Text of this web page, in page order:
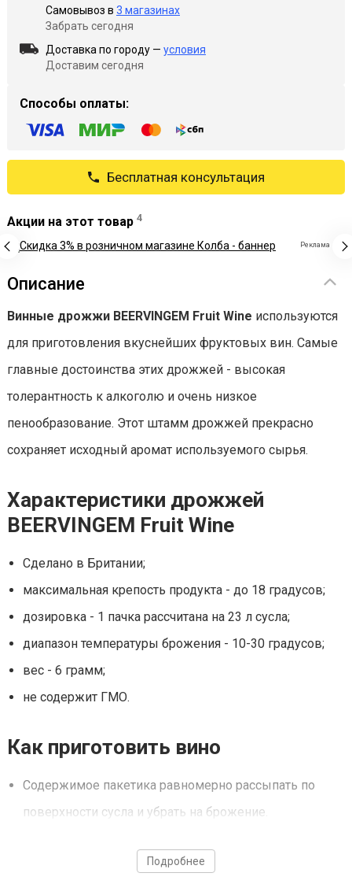
Самовывоз в 3 магазинах
Забрать сегодня
Доставка по городу — условия
Доставим сегодня
Способы оплаты:
Бесплатная консультация
Акции на этот товар 4
Реклама
Описание
Винные дрожжи BEERVINGEM Fruit Wine используются
для приготовления вкуснейших фруктовых вин. Самые
главные достоинства этих дрожжей - высокая
толерантность к алкоголю и очень низкое
пенообразование. Этот штамм дрожжей прекрасно
сохраняет исходный аромат используемого сырья.
Характеристики дрожжей
BEERVINGEM Fruit Wine
Сделано в Британии;
максимальная крепость продукта - до 18 градусов;
дозировка - 1 пачка рассчитана на 23 л сусла;
диапазон температуры брожения - 10-30 градусов;
вес - 6 грамм;
не содержит ГМО.
Как приготовить вино
Содержимое пакетика равномерно рассыпать по
поверхности сусла и убрать на брожение.
Срок годности - 24 месяца.
Подробнее